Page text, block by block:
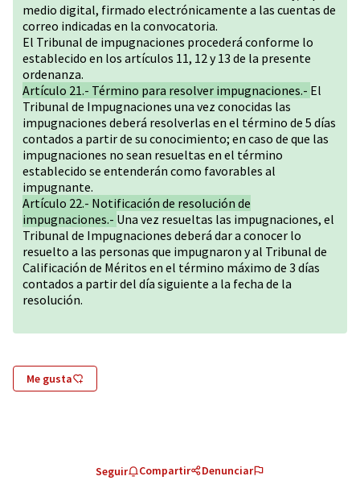
medio digital, firmado electrónicamente a las cuentas de
correo indicadas en la convocatoria.
El Tribunal de impugnaciones procederá conforme lo
establecido en los artículos 11, 12 y 13 de la presente
ordenanza.
Artículo 21.- Término para resolver impugnaciones.- El
Tribunal de Impugnaciones una vez conocidas las
impugnaciones deberá resolverlas en el término de 5 días
contados a partir de su conocimiento; en caso de que las
impugnaciones no sean resueltas en el término
establecido se entenderán como favorables al
impugnante.
Artículo 22.- Notificación de resolución de
impugnaciones.- Una vez resueltas las impugnaciones, el
Tribunal de Impugnaciones deberá dar a conocer lo
resuelto a las personas que impugnaron y al Tribunal de
Calificación de Méritos en el término máximo de 3 días
contados a partir del día siguiente a la fecha de la
resolución.
Me gusta
Seguir Compartir Denunciar